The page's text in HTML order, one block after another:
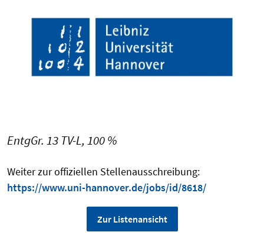
EntgGr. 13 TV-L, 100 %
Weiter zur offiziellen Stellenausschreibung:
https://www.uni-hannover.de/jobs/id/8618/
Zur Listenansicht